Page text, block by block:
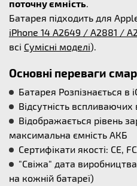
поточну ємність.
Батарея підходить для
iPhone 14 A2649 / A2881 /
всі Сумісні моделі).
Основні переваги
Батарея Розпізнається в
Відсутність вспливаючих
Відображається рівень
максимальна ємність АКБ
Сертифікати якості: CE,
"Свіжа" дата
на кожній батареї)